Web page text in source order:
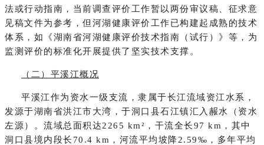
法或行动指南，当前调查评价工作暂以两份审议稿、征求意
见稿文件为参考，但河湖健康评价工作已构建起成熟的技术
体系，如《湖南省河湖健康评价技术指南（试行）》等，为
监测评价的标准化开展提供了坚实技术支撑。
（二）平溪江概况
平溪江作为资水一级支流，隶属于长江流域资江水系，
发源于湖南省洪江市大湾，于洞口县石江镇汇入赧水（资水
左源）。流域总面积达2265 km²，干流全长97 km，其中
洞口县境内段长70.4 km，河流平均坡降2.59‰，多年平均